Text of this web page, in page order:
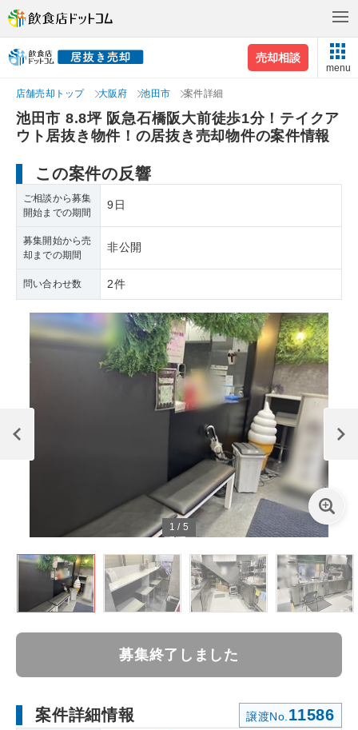
売却相談
menu
店舗売却トップ 大阪府 池田市 案件詳細
池田市 8.8坪 阪急石橋阪大前徒歩1分！テイクア
ウト居抜き物件！の居抜き売却物件の案件情報
この案件の反響
ご相談から募集
開始までの期間
9日
募集開始から売
却までの期間
非公開
問い合わせ数 2件
1 / 5
募集終了しました
案件詳細情報 譲渡No. 11586